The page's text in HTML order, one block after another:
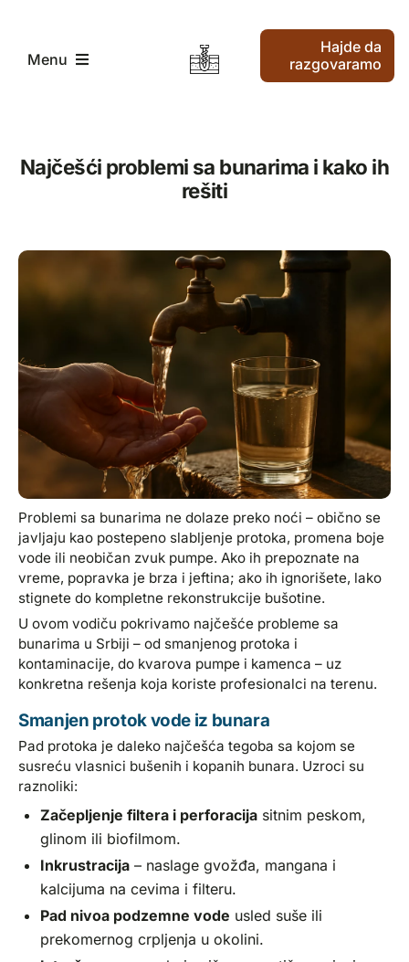
content
Menu
Traženje vode i bušenje vode
Kako radimo
Ko smo mi
Najnoviji članci
Hajde da
razgovaramo
Najčešći problemi sa bunarima i kako ih
rešiti
Problemi sa bunarima ne dolaze preko noći – obično se
javljaju kao postepeno slabljenje protoka, promena boje
vode ili neobičan zvuk pumpe. Ako ih prepoznate na
vreme, popravka je brza i jeftina; ako ih ignorišete, lako
stignete do kompletne rekonstrukcije bušotine.
U ovom vodiču pokrivamo najčešće probleme sa
bunarima u Srbiji – od smanjenog protoka i
kontaminacije, do kvarova pumpe i kamenca – uz
konkretna rešenja koja koriste profesionalci na terenu.
Smanjen protok vode iz bunara
Pad protoka je daleko najčešća tegoba sa kojom se
susreću vlasnici bušenih i kopanih bunara. Uzroci su
raznoliki:
Začepljenje filtera i perforacijasitnim peskom,
glinom ili biofilmom.
Inkrustracija– naslage gvožđa, mangana i
kalcijuma na cevima i filteru.
Pad nivoa podzemne vode usled suše ili
prekomernog crpljenja u okolini.